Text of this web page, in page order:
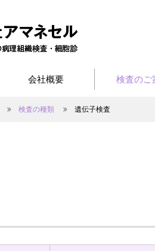
会社概要 検査のご
検査の種類 遺伝子検査